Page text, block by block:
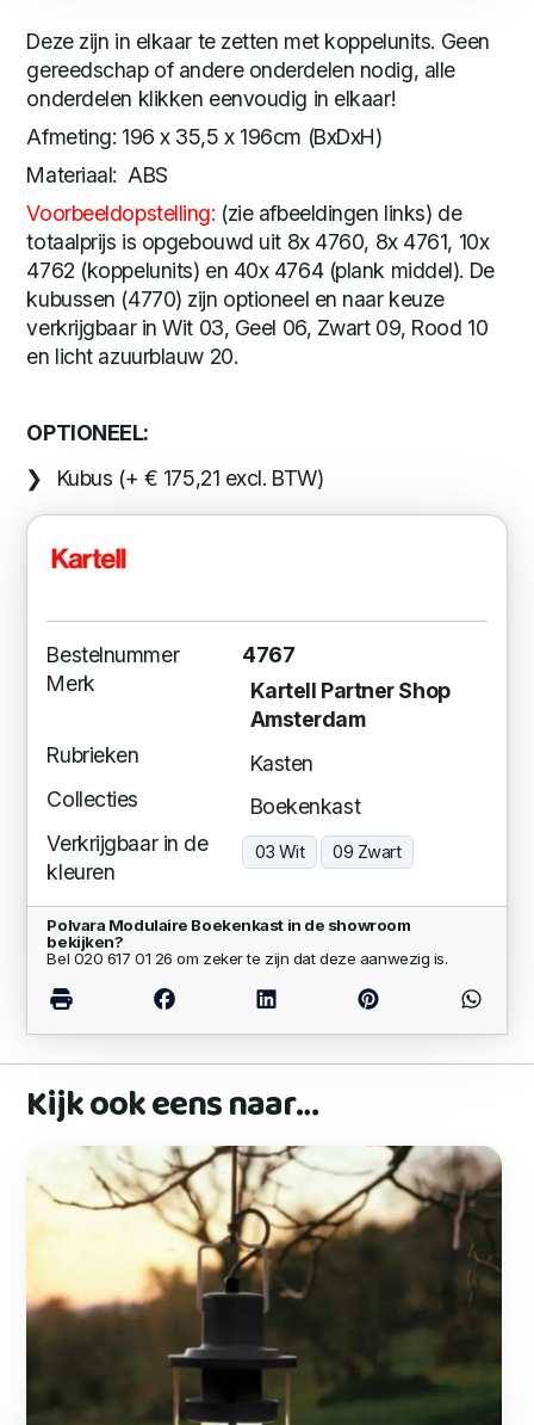
Deze zijn in elkaar te zetten met koppelunits. Geen
gereedschap of andere onderdelen nodig, alle
onderdelen klikken eenvoudig in elkaar!
Afmeting: 196 x 35,5 x 196cm (BxDxH)
Materiaal: ABS
Voorbeeldopstelling: (zie afbeeldingen links) de
totaalprijs is opgebouwd uit 8x 4760, 8x 4761, 10x
4762 (koppelunits) en 40x 4764 (plank middel). De
kubussen (4770) zijn optioneel en naar keuze
verkrijgbaar in Wit 03, Geel 06, Zwart 09, Rood 10
en licht azuurblauw 20.
OPTIONEEL:
Kubus (+ € 175,21 excl. BTW)
Bestelnummer
4767
Merk
Kartell Partner Shop
Amsterdam
Rubrieken
Kasten
Collecties
Boekenkast
Verkrijgbaar in de
kleuren
03 Wit 09 Zwart
Polvara Modulaire Boekenkast in de showroom
bekijken?
Bel 020 617 01 26 om zeker te zijn dat deze aanwezig is.
Kijk ook eens naar…